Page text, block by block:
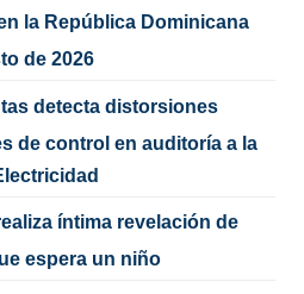
la República Dominicana
de 2026
detecta distorsiones
de control en auditoría a la
íntima revelación de
espera un niño